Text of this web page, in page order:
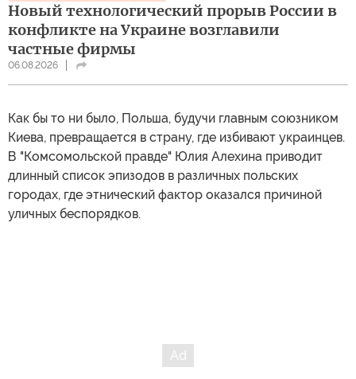
Новый технологический прорыв России в
конфликте на Украине возглавили
частные фирмы
06.08.2026
Как бы то ни было, Польша, будучи главным союзником
Киева, превращается в страну, где избивают украинцев.
В "Комсомольской правде" Юлия Алехина приводит
длинный список эпизодов в различных польских
городах, где этнический фактор оказался причиной
уличных беспорядков.